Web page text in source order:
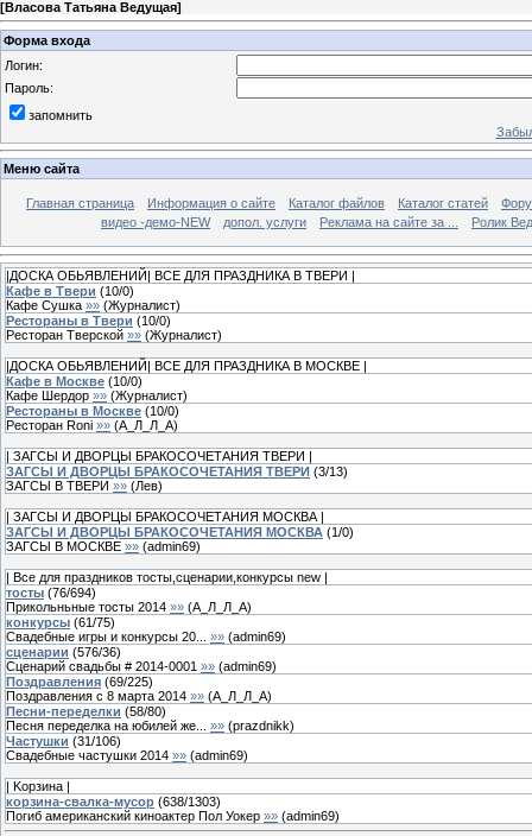
[Власова Татьяна Ведущая]
Форма входа
Логин:
Пароль:
запомнить
Меню сайта
Главная страница Информация о сайте Каталог файлов Каталог статей
видео -демо-NEW
допол. услуги Реклама на сайте за ... Ролик
|ДОСКА ОБЬЯВЛЕНИЙ| ВСЕ ДЛЯ ПРАЗДНИКА В ТВЕРИ |
Кафе в Твери (10/0)
Кафе Сушка »» (Журналист)
Рестораны в Твери (10/0)
Ресторан Тверской »» (Журналист)
|ДОСКА ОБЬЯВЛЕНИЙ| ВСЕ ДЛЯ ПРАЗДНИКА В МОСКВЕ |
Кафе в Москве (10/0)
Кафе Шердор »» (Журналист)
Рестораны в Москве (10/0)
Ресторан Roni »» (А_Л_Л_А)
| ЗАГСЫ И ДВОРЦЫ БРАКОСОЧЕТАНИЯ ТВЕРИ |
ЗАГСЫ И ДВОРЦЫ БРАКОСОЧЕТАНИЯ ТВЕРИ (3/13)
ЗАГСЫ В ТВЕРИ »» (Лев)
| ЗАГСЫ И ДВОРЦЫ БРАКОСОЧЕТАНИЯ МОСКВА |
ЗАГСЫ И ДВОРЦЫ БРАКОСОЧЕТАНИЯ МОСКВА (1/0)
ЗАГСЫ В МОСКВЕ »» (admin69)
| Все для праздников тосты,сценарии,конкурсы new |
тосты (76/694)
Прикольньные тосты 2014 »» (А_Л_Л_А)
конкурсы (61/75)
Свадебные игры и конкурсы 20...
»» (admin69)
сценарии (576/36)
Сценарий свадьбы # 2014-0001 »» (admin69)
Поздравления (69/225)
Поздравления с 8 марта 2014 »» (А_Л_Л_А)
Песни-переделки (58/80)
Песня переделка на юбилей же...
»» (prazdnikk)
Частушки (31/106)
Свадебные частушки 2014 »» (admin69)
| Kорзина |
корзина-свалка-мусор (638/1303)
Погиб американский киноактер Пол Уокер »» (admin69)